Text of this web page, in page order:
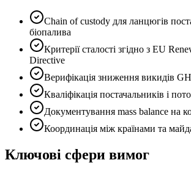
Chain of custody для ланцюгів
біопалива
Критерії сталості згідно з EU
Directive
Верифікація зниження викидів
Кваліфікація постачальників і
Документування mass balance на
Координація між країнами та
Ключові сфери вимог